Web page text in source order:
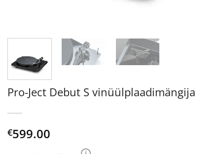
Pro-Ject Debut S vinüülplaadimängija
€599.00